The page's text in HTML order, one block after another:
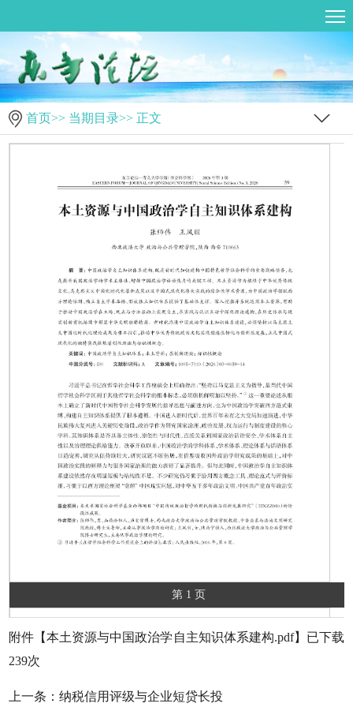
首页>> 当期目录>> 正文
第 1 页
附件【本土资源与中国政治学自主知识体系建构.pdf】已下载
239次
上一条：纳税信用评级与企业短贷长投